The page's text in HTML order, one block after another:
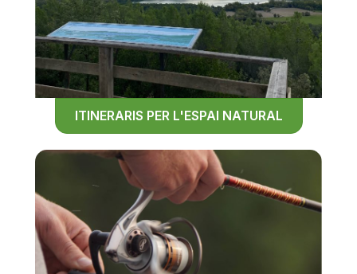
ITINERARIS PER L'ESPAI NATURAL